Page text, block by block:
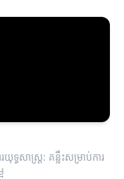
ធសាស្ត្រ: គន្លឹះសម្រាប់ការ